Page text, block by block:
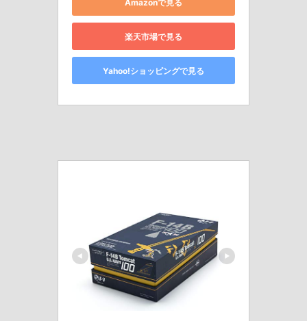
Amazonで見る
楽天市場で見る
Yahoo!ショッピングで見る